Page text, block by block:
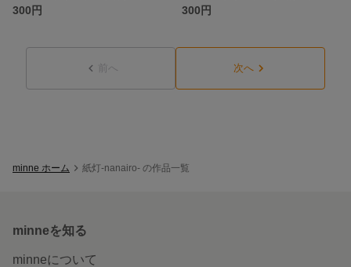
300円
300円
前へ 次へ
minne ホーム 紙灯-nanairo- の作品一覧
minneを知る
minneについて